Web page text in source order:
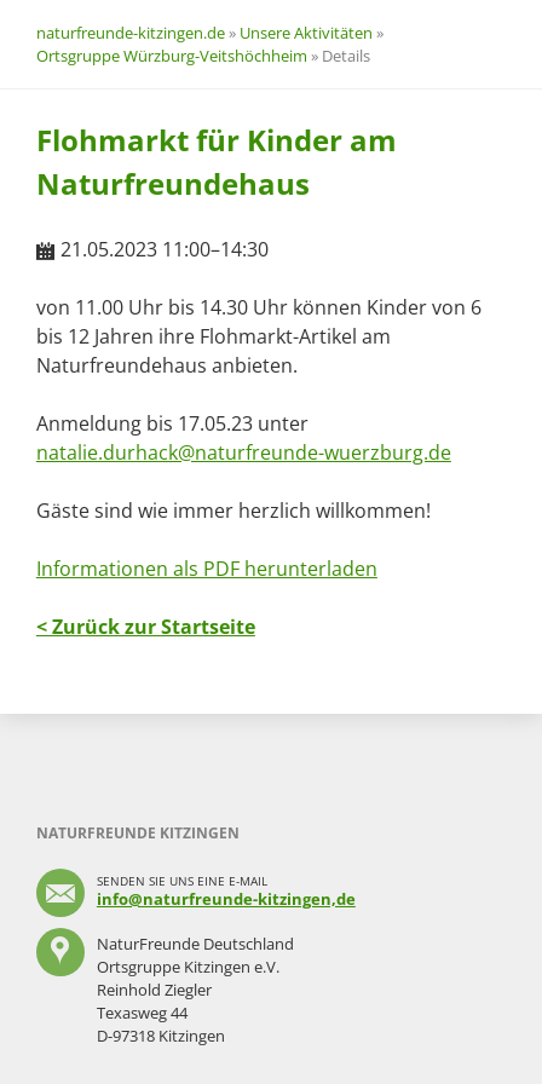
naturfreunde-kitzingen.de» Unsere Aktivitäten »
Ortsgruppe Würzburg-Veitshöchheim » Details
Flohmarkt für Kinder am
Naturfreundehaus
21.05.2023 11:00–14:30
von 11.00 Uhr bis 14.30 Uhr können Kinder von 6
bis 12 Jahren ihre Flohmarkt-Artikel am
Naturfreundehaus anbieten.
Anmeldung bis 17.05.23 unter
natalie.durhack@naturfreunde-wuerzburg.de
Gäste sind wie immer herzlich willkommen!
Informationen als PDF herunterladen
< Zurück zur Startseite
NATURFREUNDE KITZINGEN
SENDEN SIE UNS EINE E-MAIL
info@naturfreunde-kitzingen,de
NaturFreunde Deutschland
Ortsgruppe Kitzingen e.V.
Reinhold Ziegler
Texasweg 44
D-97318 Kitzingen